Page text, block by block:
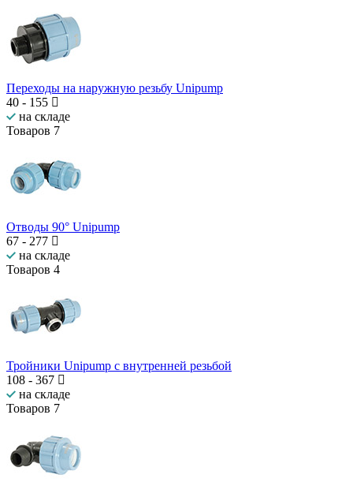
Переходы на наружную резьбу Unipump
40 - 155
на складе
Товаров 7
Отводы 90° Unipump
67 - 277
на складе
Товаров 4
Тройники Unipump с внутренней резьбой
108 - 367
на складе
Товаров 7